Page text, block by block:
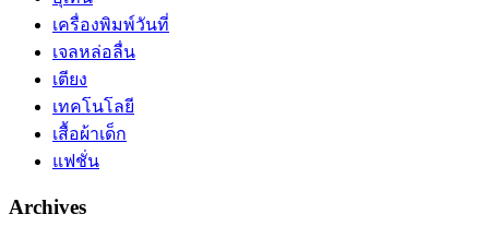
เครื่องพิมพ์วันที่
เจลหล่อลื่น
เตียง
เทคโนโลยี
เสื้อผ้าเด็ก
แฟชั่น
Archives